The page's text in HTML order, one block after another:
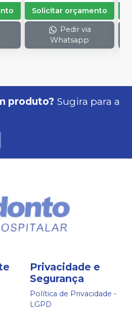
Bicarbonato,
Estofamento em
Couro Legítimo,
Turbina de Alta
Rotação com LED,
Solicitar orçamento
Pedir via
Whatsapp
produto? Sugira para a
Privacidade e
Segurança
Política de Privacidade -
LGPD